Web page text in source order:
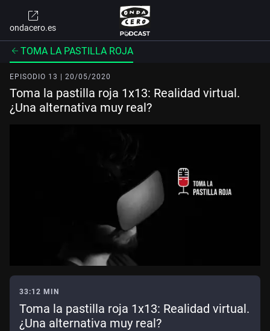
ondacero.es
TOMA LA PASTILLA ROJA
EPISODIO 13 | 20/05/2020
Toma la pastilla roja 1x13: Realidad virtual.
¿Una alternativa muy real?
33:12 MIN
Toma la pastilla roja 1x13: Realidad virtual.
¿Una alternativa muy real?